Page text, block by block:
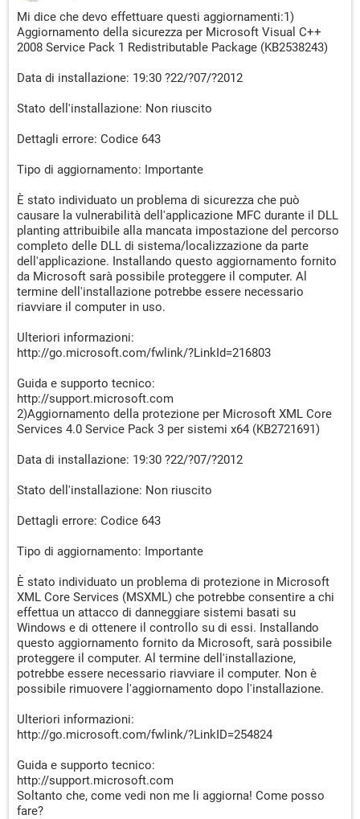
Mi dice che devo effettuare questi aggiornamenti:1)
Aggiornamento della sicurezza per Microsoft Visual C++
2008 Service Pack 1 Redistributable Package (KB2538243)
Data di installazione: 19:30 ?22/?07/?2012
Stato dell'installazione: Non riuscito
Dettagli errore: Codice 643
Tipo di aggiornamento: Importante
È stato individuato un problema di sicurezza che può
causare la vulnerabilità dell'applicazione MFC durante il DLL
planting attribuibile alla mancata impostazione del percorso
completo delle DLL di sistema/localizzazione da parte
dell'applicazione. Installando questo aggiornamento fornito
da Microsoft sarà possibile proteggere il computer. Al
termine dell'installazione potrebbe essere necessario
riavviare il computer in uso.
Ulteriori informazioni:
http://go.microsoft.com/fwlink/?LinkId=216803
Guida e supporto tecnico:
http://support.microsoft.com
2)Aggiornamento della protezione per Microsoft XML Core
Services 4.0 Service Pack 3 per sistemi x64 (KB2721691)
Data di installazione: 19:30 ?22/?07/?2012
Stato dell'installazione: Non riuscito
Dettagli errore: Codice 643
Tipo di aggiornamento: Importante
È stato individuato un problema di protezione in Microsoft
XML Core Services (MSXML) che potrebbe consentire a chi
effettua un attacco di danneggiare sistemi basati su
Windows e di ottenere il controllo su di essi. Installando
questo aggiornamento fornito da Microsoft, sarà possibile
proteggere il computer. Al termine dell'installazione,
potrebbe essere necessario riavviare il computer. Non è
possibile rimuovere l'aggiornamento dopo l'installazione.
Ulteriori informazioni:
http://go.microsoft.com/fwlink/?LinkID=254824
Guida e supporto tecnico:
http://support.microsoft.com
Soltanto che, come vedi non me li aggiorna! Come posso
fare?